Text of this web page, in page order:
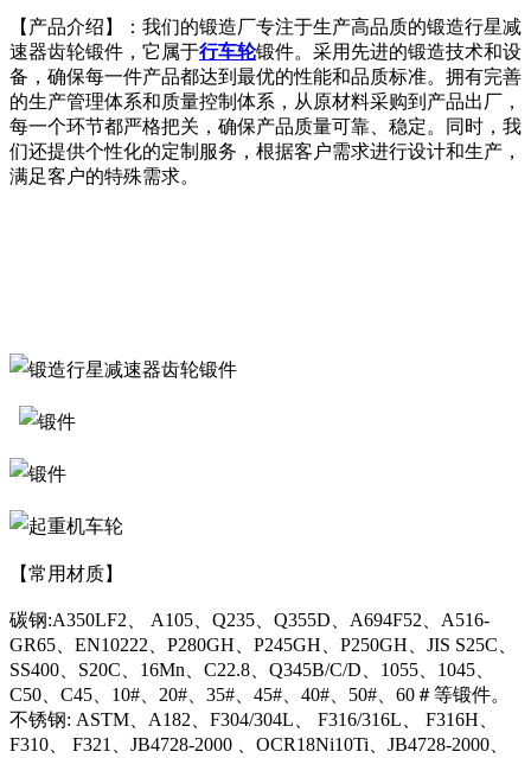
【产品介绍】：我们的锻造厂专注于生产高品质的锻造行星减
速器齿轮锻件，它属于行车轮锻件。采用先进的锻造技术和设
备，确保每一件产品都达到最优的性能和品质标准。拥有完善
的生产管理体系和质量控制体系，从原材料采购到产品出厂，
每一个环节都严格把关，确保产品质量可靠、稳定。同时，我
们还提供个性化的定制服务，根据客户需求进行设计和生产，
满足客户的特殊需求。
【常用材质】
碳钢:A350LF2、 A105、Q235、Q355D、A694F52、A516-
GR65、EN10222、P280GH、P245GH、P250GH、JIS S25C、
SS400、S20C、16Mn、C22.8、Q345B/C/D、1055、1045、
C50、C45、10#、20#、35#、45#、40#、50#、60＃等锻件。
不锈钢: ASTM、A182、F304/304L、 F316/316L、 F316H、
F310、 F321、JB4728-2000 、OCR18Ni10Ti、JB4728-2000、